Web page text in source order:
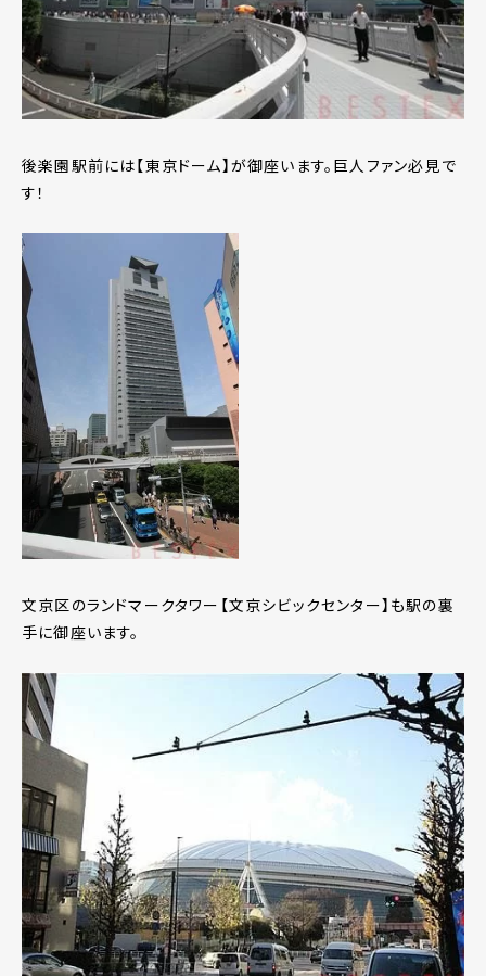
後楽園駅前には【東京ドーム】が御座います。巨人ファン必見で
す！
文京区のランドマークタワー【文京シビックセンター】も駅の裏
手に御座います。